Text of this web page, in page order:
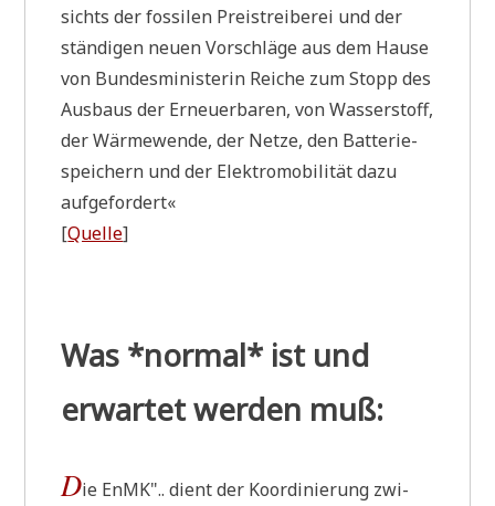
sichts der fos­si­len Preis­trei­be­rei und der
stän­di­gen neu­en Vor­schlä­ge aus dem Hau­se
von Bun­des­mi­ni­ste­rin Rei­che zum Stopp des
Aus­baus der Erneu­er­ba­ren, von Was­ser­stoff,
der Wär­me­wen­de, der Net­ze, den Bat­te­rie­
spei­chern und der Elek­tro­mo­bi­li­tät dazu
aufgefordert«
[Quel­le]
Was *normal* ist und
erwartet werden muß:
Die EnMK".. dient der Koor­di­nie­rung zwi­